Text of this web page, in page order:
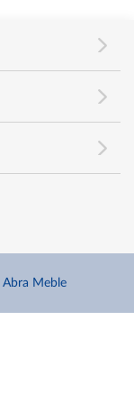
Abra Meble